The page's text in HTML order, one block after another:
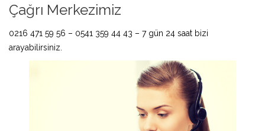
Çağrı Merkezimiz
0216 471 59 56 – 0541 359 44 43 – 7 gün 24 saat bizi
arayabilirsiniz.